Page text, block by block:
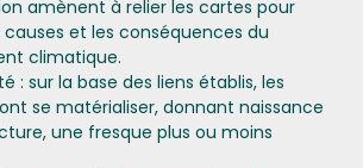
amènent à relier les cartes pour
causes et les conséquences du
climatique.
: sur la base des liens établis, les
se matérialiser, donnant naissance
une fresque plus ou moins